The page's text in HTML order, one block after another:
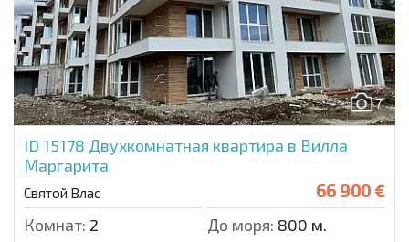
7
ID 15178 Двухкомнатная квартира в Вилла
Маргарита
Святой Влас 66 900 €
Комнат: 2 До моря: 800 м.